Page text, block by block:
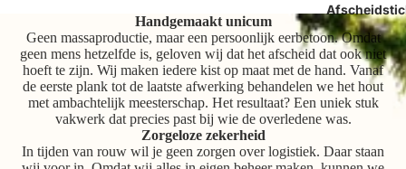
Handgemaakt unicum
Geen massaproductie, maar een persoonlijk eerbetoon. Omdat
geen mens hetzelfde is, geloven wij dat het afscheid dat ook niet
hoeft te zijn. Wij maken iedere kist op maat met de hand. Vanaf
de eerste plank tot de laatste afwerking behandelen we het hout
met ambachtelijk meesterschap. Het resultaat? Een uniek stuk
vakwerk dat precies past bij wie de overledene was.
Zorgeloze zekerheid
In tijden van rouw wil je geen zorgen over logistiek. Daar staan